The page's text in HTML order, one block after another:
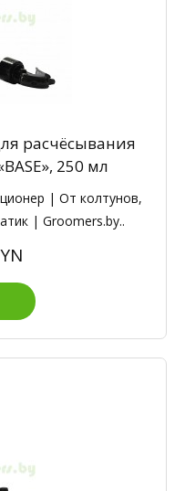
расчёсывания
250 мл
| От колтунов,
| Groomers.by..